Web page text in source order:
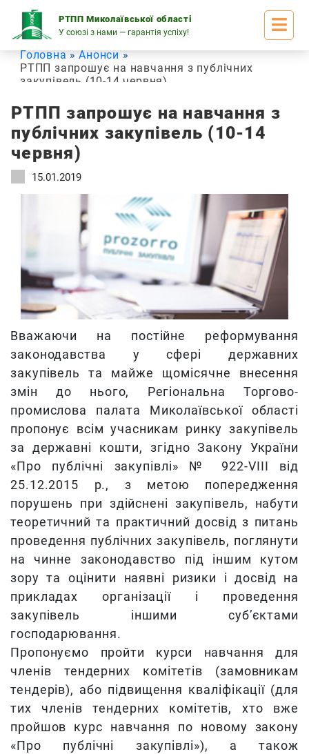
РТПП Миколаївської області
У союзі з нами — гарантія успіху!
content
Головна
Анонси
РТПП запрошує на навчання з публічних
закупівель (10-14 червня)
РТПП запрошує на навчання з
публічних закупівель (10-14
червня)
15.01.2019
Вважаючи на постійне реформування
законодавства у сфері державних
закупівель та майже щомісячне внесення
змін до нього, Регіональна Торгово-
промислова палата Миколаївської області
пропонує всім учасникам ринку закупівель
за державні кошти,згідно Закону України
«Про публічні закупівлі» № 922-VIII від
25.12.2015 р., з метою попередження
порушень при здійснені закупівель, набути
теоретичний та практичний досвід з питань
проведення публічних закупівель, поглянути
на чинне законодавство під іншим кутом
зору та оцінити наявні ризики і досвід на
прикладах організації і проведення
закупівель іншими суб’єктами
господарювання.
Пропонуємо пройти курси навчання для
членів тендерних комітетів (замовникам
тендерів), або підвищення кваліфікації (для
тих членів тендерних комітетів, хто вже
пройшов курс навчання по новому закону
«Про публічні закупівлі»), а також